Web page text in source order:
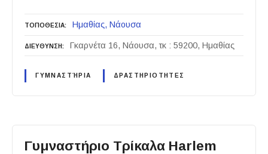
ΤΟΠΟΘΕΣΙΑ Ημαθίας Νάουσα
ΔΙΕΥΘΥΝΣΗ Γκαρνέτα 16, Νάουσα, τκ : 59200, Ημαθίας
ΓΥΜΝΑΣΤΉΡΙΑ ΔΡΑΣΤΗΡΙΟΤΗΤΕΣ
Γυμναστήριο Τρίκαλα Harlem